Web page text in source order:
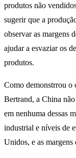
produtos não
sugerir que a
observar as margens
ajudar a esvaziar os
produtos.
Como demonstrrou o
Bertrand, a China não
em nenhuma dessas
industrial e níveis de
Unidos, e as margens